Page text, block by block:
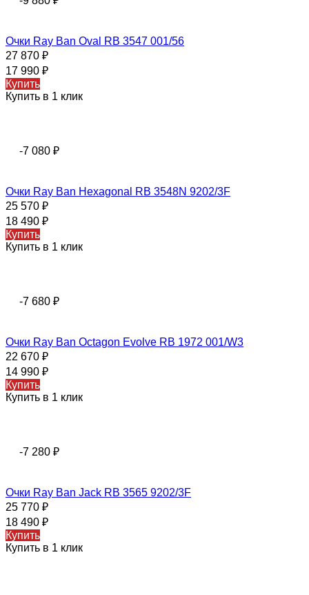
Очки Ray Ban Oval RB 3547 001/56
27 870 ₽
17 990 ₽
Купить
Купить в 1 клик
-7 080 ₽
Очки Ray Ban Hexagonal RB 3548N 9202/3F
25 570 ₽
18 490 ₽
Купить
Купить в 1 клик
-7 680 ₽
Очки Ray Ban Octagon Evolve RB 1972 001/W3
22 670 ₽
14 990 ₽
Купить
Купить в 1 клик
-7 280 ₽
Очки Ray Ban Jack RB 3565 9202/3F
25 770 ₽
18 490 ₽
Купить
Купить в 1 клик